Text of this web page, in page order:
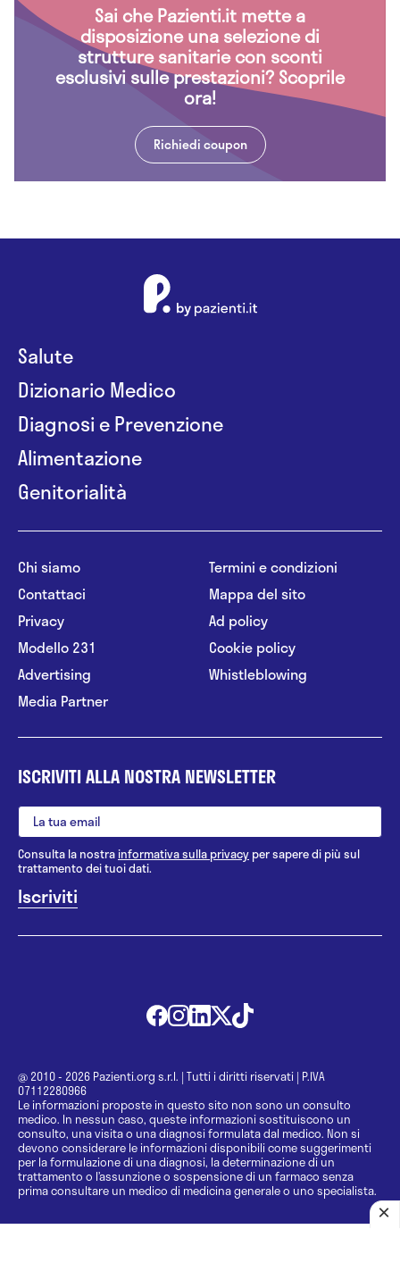
Sai che Pazienti.it mette a
disposizione una selezione di
strutture sanitarie con sconti
esclusivi sulle prestazioni? Scoprile
ora!
Richiedi coupon
Salute
Dizionario Medico
Diagnosi e Prevenzione
Alimentazione
Genitorialità
Chi siamo
Contattaci
Privacy
Modello 231
Advertising
Media Partner
Termini e condizioni
Mappa del sito
Ad policy
Cookie policy
Whistleblowing
ISCRIVITI ALLA NOSTRA NEWSLETTER
Consulta la nostrainformativa sulla privacy per sapere di più sul
trattamento dei tuoi dati.
@ 2010 - 2026 Pazienti.org s.r.l. | Tutti i diritti riservati | P.IVA
07112280966
Le informazioni proposte in questo sito non sono un consulto
medico. In nessun caso, queste informazioni sostituiscono un
consulto, una visita o una diagnosi formulata dal medico. Non si
devono considerare le informazioni disponibili come suggerimenti
per la formulazione di una diagnosi, la determinazione di un
trattamento o l’assunzione o sospensione di un farmaco senza
prima consultare un medico di medicina generale o uno specialista.